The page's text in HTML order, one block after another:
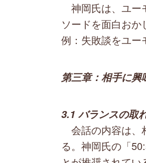
神岡氏は、ユー
ソードを面白おか
例：失敗談をユー
第三章：相手に
3.1 バランスの取
会話の内容は、
る。神岡氏の「